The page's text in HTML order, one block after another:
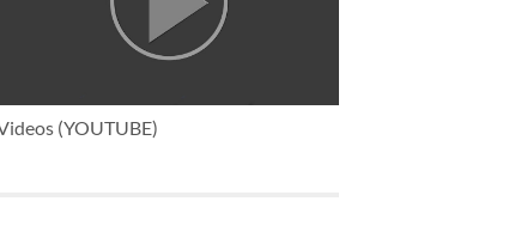
(YOUTUBE)